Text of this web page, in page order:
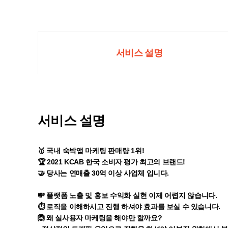
서비스 설명
서비스 설명
🥇 국내 숙박앱 마케팅 판매량 1위!
🏆 2021 KCAB 한국 소비자 평가 최고의 브랜드!
🤝 당사는 연매출 30억 이상 사업체 입니다.
💸 플랫폼 노출 및 홍보 수익화 실현 이제 어렵지 않습니다.
⏱ 로직을 이해하시고 진행 하셔야 효과를 보실 수 있습니다.
🙆 왜 실사용자 마케팅을 해야만 할까요?